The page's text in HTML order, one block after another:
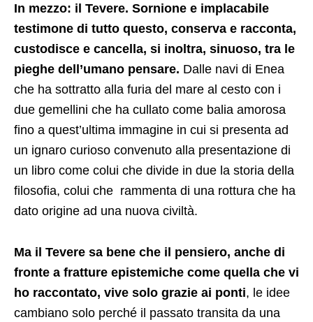
In mezzo: il Tevere. Sornione e implacabile
testimone di tutto questo, conserva e racconta,
custodisce e cancella, si inoltra, sinuoso, tra le
pieghe dell’umano pensare. Dalle navi di Enea
che ha sottratto alla furia del mare al cesto con i
due gemellini che ha cullato come balia amorosa
fino a quest’ultima immagine in cui si presenta ad
un ignaro curioso convenuto alla presentazione di
un libro come colui che divide in due la storia della
filosofia, colui che rammenta di una rottura che ha
dato origine ad una nuova civiltà.
Ma il Tevere sa bene che il pensiero, anche di
fronte a fratture epistemiche come quella che vi
ho raccontato, vive solo grazie ai ponti, le idee
cambiano solo perché il passato transita da una